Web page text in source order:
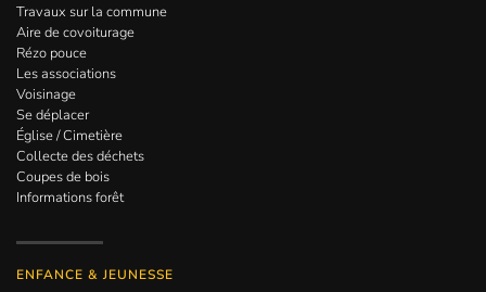
Travaux sur la commune
Aire de covoiturage
Rézo pouce
Les associations
Voisinage
Se déplacer
Église / Cimetière
Collecte des déchets
Coupes de bois
Informations forêt
ENFANCE & JEUNESSE